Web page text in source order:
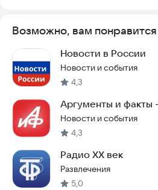
Возможно, вам понравится
Новости в России
Новости и события
4,3
Аргументы и факты
Новости и события
4,3
Радио ХХ век
Развлечения
5,0